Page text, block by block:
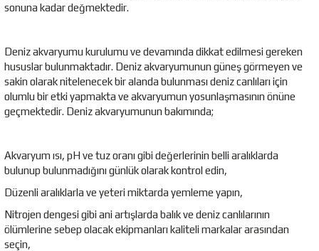
sonuna kadar değmektedir.
Deniz akvaryumu kurulumu ve devamında dikkat edilmesi gereken
hususlar bulunmaktadır. Deniz akvaryumunun güneş görmeyen ve
sakin olarak nitelenecek bir alanda bulunması deniz canlıları için
olumlu bir etki yapmakta ve akvaryumun yosunlaşmasının önüne
geçmektedir. Deniz akvaryumunun bakımında;
Akvaryum ısı, pH ve tuz oranı gibi değerlerinin belli aralıklarda
bulunup bulunmadığını günlük olarak kontrol edin,
Düzenli aralıklarla ve yeteri miktarda yemleme yapın,
Nitrojen dengesi gibi ani artışlarda balık ve deniz canlılarının
ölümlerine sebep olacak ekipmanları kaliteli markalar arasından
seçin,